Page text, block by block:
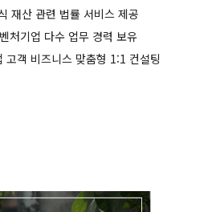
재산 관련 법률 서비스 제공
처기업 다수 업무 경력 보유
고객 비즈니스 맞춤형 1:1 컨설팅